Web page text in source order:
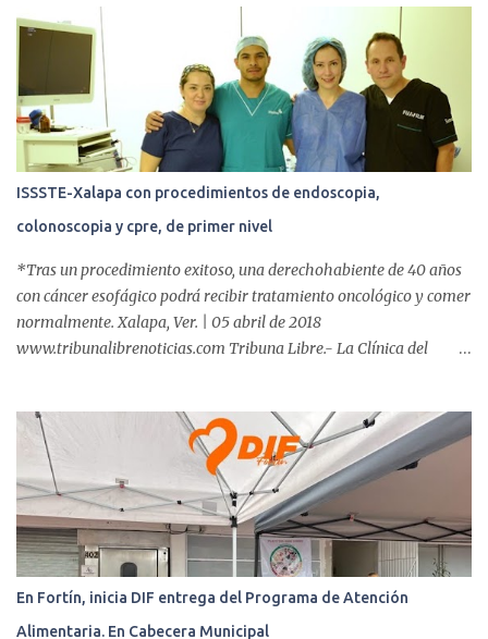
s
ISSSTE-Xalapa con procedimientos de endoscopia,
colonoscopia y cpre, de primer nivel
*Tras un procedimiento exitoso, una derechohabiente de 40 años
con cáncer esofágico podrá recibir tratamiento oncológico y comer
normalmente. Xalapa, Ver. | 05 abril de 2018
www.tribunalibrenoticias.com Tribuna Libre.- La Clínica del
incluyen endoscopia, colonoscopia y colangiopancreatografía
retrógrada endoscópica (CPRE), con equipo de alta tecnología de
videoendoscopia gástrica y con especialistas certificados. Además
se cuenta con endoscopios de última tecnología que permiten
diagnósticos con mayor certeza y sin dolor para el paciente, a
través de la atención de un equipo de profesionales
multidisciplinario: tres endoscopistas, anestesiólogo y personal
auxiliar y de enfermería. En esta semana, se realizó un nuevo caso
En Fortín, inicia DIF entrega del Programa de Atención
Alimentaria. En Cabecera Municipal